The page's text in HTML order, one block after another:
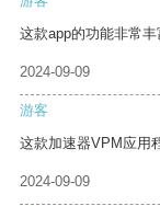
这款app的功能非常丰
2024-09-09
游客
这款加速器VPM应用
2024-09-09